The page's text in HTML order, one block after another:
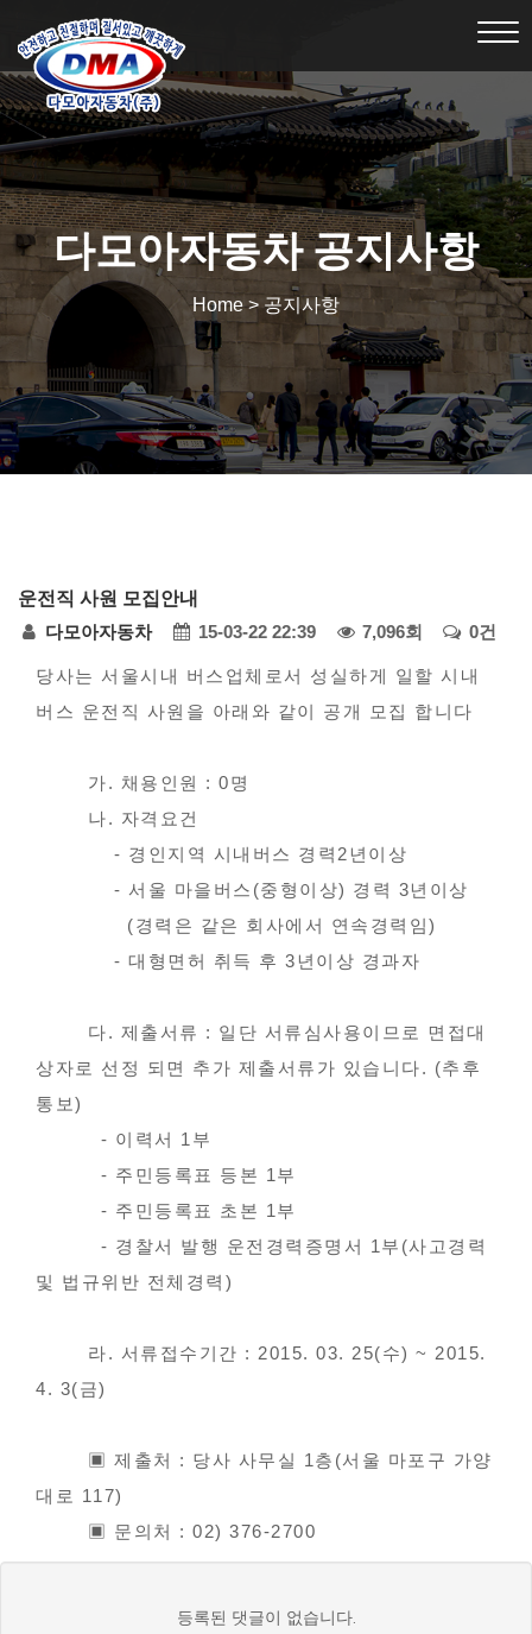
다모아자동차 공지사항
Home > 공지사항
운전직 사원 모집안내
페
이
지
다모아자동차 15-03-22 22:39 7,096회 0건
본
문
당사는 서울시내 버스업체로서 성실하게 일할 시내
버스 운전직 사원을 아래와 같이 공개 모집 합니다
가. 채용인원 : 0명
나. 자격요건
- 경인지역 시내버스 경력2년이상
- 서울 마을버스(중형이상) 경력 3년이상
(경력은 같은 회사에서 연속경력임)
- 대형면허 취득 후 3년이상 경과자
다. 제출서류 : 일단 서류심사용이므로 면접대
상자로 선정 되면 추가 제출서류가 있습니다. (추후
통보)
- 이력서 1부
- 주민등록표 등본 1부
- 주민등록표 초본 1부
- 경찰서 발행 운전경력증명서 1부(사고경력
및 법규위반 전체경력)
라. 서류접수기간 : 2015. 03. 25(수) ~ 2015.
4. 3(금)
▣ 제출처 : 당사 사무실 1층(서울 마포구 가양
대로 117)
▣ 문의처 : 02) 376-2700
등록된 댓글이 없습니다.